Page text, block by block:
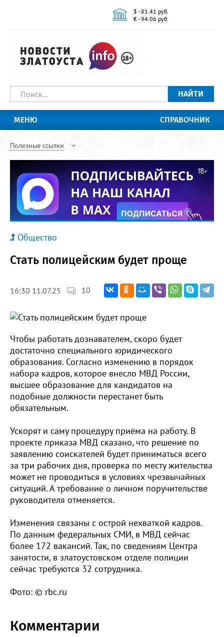
$ - 81.41 руб.
€ - 94.06 руб.
НАЙТИ
МЕНЮ СПРАВОЧНИК
Полезные ссылки
Общество
Стать полицейским будет проще
16:30 11.07.25 10
Чтобы работать дознавателем, скоро будет
достаточно специального юридического
образования. Согласно изменению в порядок
набора кадров, которое внесло МВД России,
высшее образование для кандидатов на
подобные должности перестанет быть
обязательным.
Ускорят и саму процедуру приёма на работу. В
проекте приказа МВД сказано, что решение по
заявлению соискателей будет приниматься всего
за три рабочих дня, проверка по месту жительства
может не проводиться в условиях чрезвычайных
ситуаций. А требование о личном поручительстве
руководителя отменяется.
Изменения связаны с острой нехваткой кадров.
По данным федеральных СМИ, в МВД сейчас
более 172 вакансий. Так, по сведениям Центра
занятости, в златоустовском отделе полиции
сейчас требуются 32 сотрудника.
Фото: © rbc.ru
Комментарии